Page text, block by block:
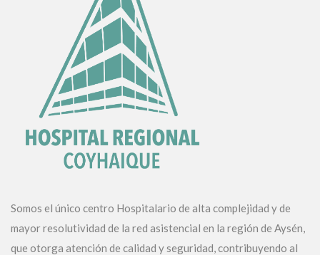
Somos el único centro Hospitalario de alta complejidad y de
mayor resolutividad de la red asistencial en la región de Aysén,
que otorga atención de calidad y seguridad, contribuyendo al